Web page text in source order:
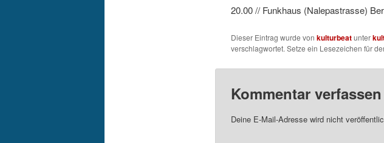
20.00 // Funkhaus (Nalepastrasse)
Dieser Eintrag wurde von kulturbeatunter
verschlagwortet. Setze ein Lesezeichen für
Kommentar verfassen
Deine E-Mail-Adresse wird nicht